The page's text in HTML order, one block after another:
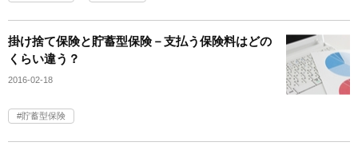
掛け捨て保険と貯蓄型保険－支払う保険料はどの
くらい違う？
2016-02-18
貯蓄型保険